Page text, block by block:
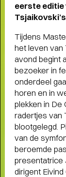
eerste editie
Tsjaikovski’s
Tijdens
het leven van
avond begint
bezoeker in
onderdeel
horen en in
plekken in
radertjes van
blootgelegd.
van de
beroemde
presentatrice
dirigent